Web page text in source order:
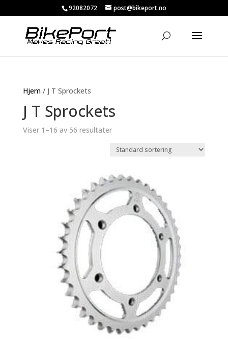
92082072 post@bikeport.no
Hjem/ J T Sprockets
J T Sprockets
Viser 1–16 av 56 resultater